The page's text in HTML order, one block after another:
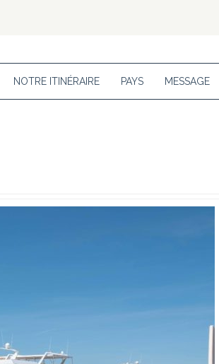
NOTRE ITINÉRAIRE PAYS MESSAGE